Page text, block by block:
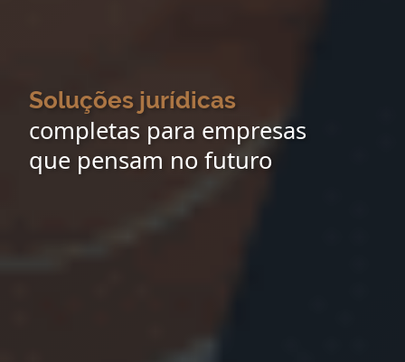
Soluções jurídicas
completas para empresas
que pensam no futuro